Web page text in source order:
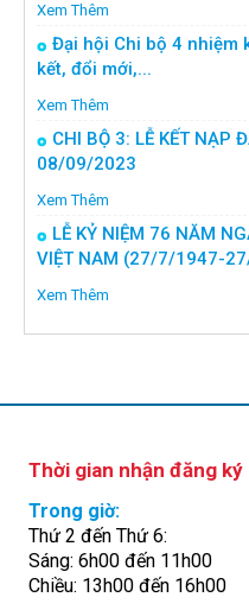
Xem Thêm
Đại hội Chi bộ 4 nhiệm
kết, đổi mới,...
Xem Thêm
CHI BỘ 3: LỄ KẾT NẠP
08/09/2023
Xem Thêm
LỄ KỶ NIỆM 76 NĂM
VIỆT NAM (27/7/1947-
Xem Thêm
Thời gian nhận đăng ký
Trong giờ:
Thứ 2 đến Thứ 6:
Sáng: 6h00 đến 11h00
Chiều: 13h00 đến 16h00